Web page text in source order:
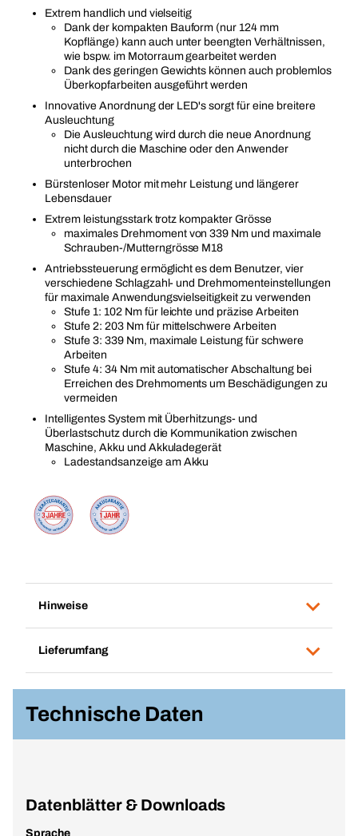
Extrem handlich und vielseitig
Dank der kompakten Bauform (nur 124 mm
Kopflänge) kann auch unter beengten Verhältnissen,
wie bspw. im Motorraum gearbeitet werden
Dank des geringen Gewichts können auch problemlos
Überkopfarbeiten ausgeführt werden
Innovative Anordnung der LED's sorgt für eine breitere
Ausleuchtung
Die Ausleuchtung wird durch die neue Anordnung
nicht durch die Maschine oder den Anwender
unterbrochen
Bürstenloser Motor mit mehr Leistung und längerer
Lebensdauer
Extrem leistungsstark trotz kompakter Grösse
maximales Drehmoment von 339 Nm und maximale
Schrauben-/Mutterngrösse M18
Antriebssteuerung ermöglicht es dem Benutzer, vier
verschiedene Schlagzahl- und Drehmomenteinstellungen
für maximale Anwendungsvielseitigkeit zu verwenden
Stufe 1: 102 Nm für leichte und präzise Arbeiten
Stufe 2: 203 Nm für mittelschwere Arbeiten
Stufe 3: 339 Nm, maximale Leistung für schwere
Arbeiten
Stufe 4: 34 Nm mit automatischer Abschaltung bei
Erreichen des Drehmoments um Beschädigungen zu
vermeiden
Intelligentes System mit Überhitzungs- und
Überlastschutz durch die Kommunikation zwischen
Maschine, Akku und Akkuladegerät
Ladestandsanzeige am Akku
Hinweise
Lieferumfang
Technische Daten
Datenblätter & Downloads
Sprache